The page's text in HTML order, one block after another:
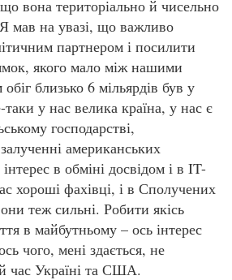
вона територіально й чисельно
на увазі, що важливо
партнером і посилити
якого мало між нашими
близько 6 мільярдів був у
у нас велика країна, у нас є
господарстві,
американських
в обміні досвідом і в IT-
хороші фахівці, і в Сполучених
теж сильні. Робити якісь
в майбутньому – ось інтерес
чого, мені здається, не
час Україні та США.